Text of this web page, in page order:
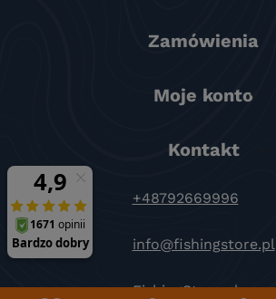
Zamówienia
Moje konto
Kontakt
+48792669996
info@fishingstore.pl
FishingStore.pl